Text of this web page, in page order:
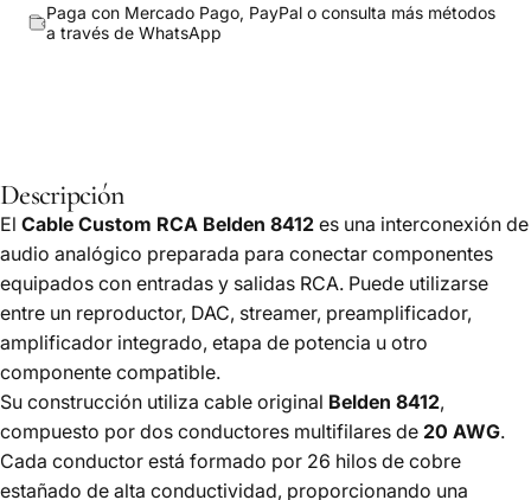
Paga con Mercado Pago, PayPal o consulta más métodos
a través de WhatsApp
Descripción
El Cable Custom RCA Belden 8412 es una interconexión de
audio analógico preparada para conectar componentes
equipados con entradas y salidas RCA. Puede utilizarse
entre un reproductor, DAC, streamer, preamplificador,
amplificador integrado, etapa de potencia u otro
componente compatible.
Su construcción utiliza cable original Belden 8412,
compuesto por dos conductores multifilares de 20 AWG.
Cada conductor está formado por 26 hilos de cobre
estañado de alta conductividad, proporcionando una